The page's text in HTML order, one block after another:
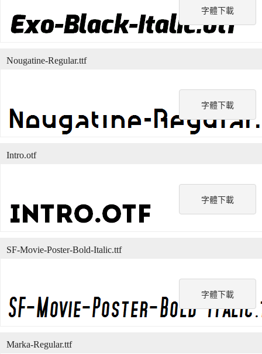
字體下載
字體下載
Nougatine-Regular.ttf
字體下載
Intro.otf
字體下載
SF-Movie-Poster-Bold-Italic.ttf
Marka-Regular.ttf